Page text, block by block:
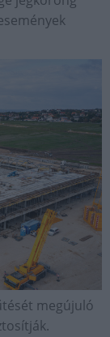
megújuló